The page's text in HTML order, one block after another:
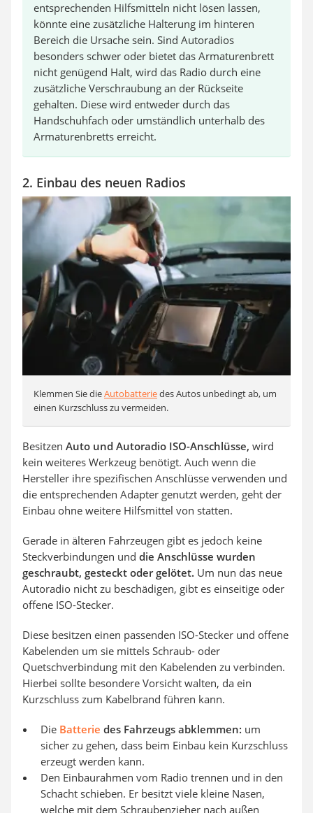
entsprechenden Hilfsmitteln nicht lösen lassen,
könnte eine zusätzliche Halterung im hinteren
Bereich die Ursache sein. Sind Autoradios
besonders schwer oder bietet das Armaturenbrett
nicht genügend Halt, wird das Radio durch eine
zusätzliche Verschraubung an der Rückseite
gehalten. Diese wird entweder durch das
Handschuhfach oder umständlich unterhalb des
Armaturenbretts erreicht.
2. Einbau des neuen Radios
Klemmen Sie dieAutobatteriedes Autos unbedingt ab, um
einen Kurzschluss zu vermeiden.
Besitzen Auto und Autoradio ISO-Anschlüsse, wird
kein weiteres Werkzeug benötigt. Auch wenn die
Hersteller ihre spezifischen Anschlüsse verwenden und
die entsprechenden Adapter genutzt werden, geht der
Einbau ohne weitere Hilfsmittel von statten.
Gerade in älteren Fahrzeugen gibt es jedoch keine
Steckverbindungen und die Anschlüsse wurden
geschraubt, gesteckt oder gelötet. Um nun das neue
Autoradio nicht zu beschädigen, gibt es einseitige oder
offene ISO-Stecker.
Diese besitzen einen passenden ISO-Stecker und offene
Kabelenden um sie mittels Schraub- oder
Quetschverbindung mit den Kabelenden zu verbinden.
Hierbei sollte besondere Vorsicht walten, da ein
Kurzschluss zum Kabelbrand führen kann.
Die Batterie des Fahrzeugs abklemmen: um
sicher zu gehen, dass beim Einbau kein Kurzschluss
erzeugt werden kann.
Den Einbaurahmen vom Radio trennen und in den
Schacht schieben. Er besitzt viele kleine Nasen,
welche mit dem Schraubenzieher nach außen